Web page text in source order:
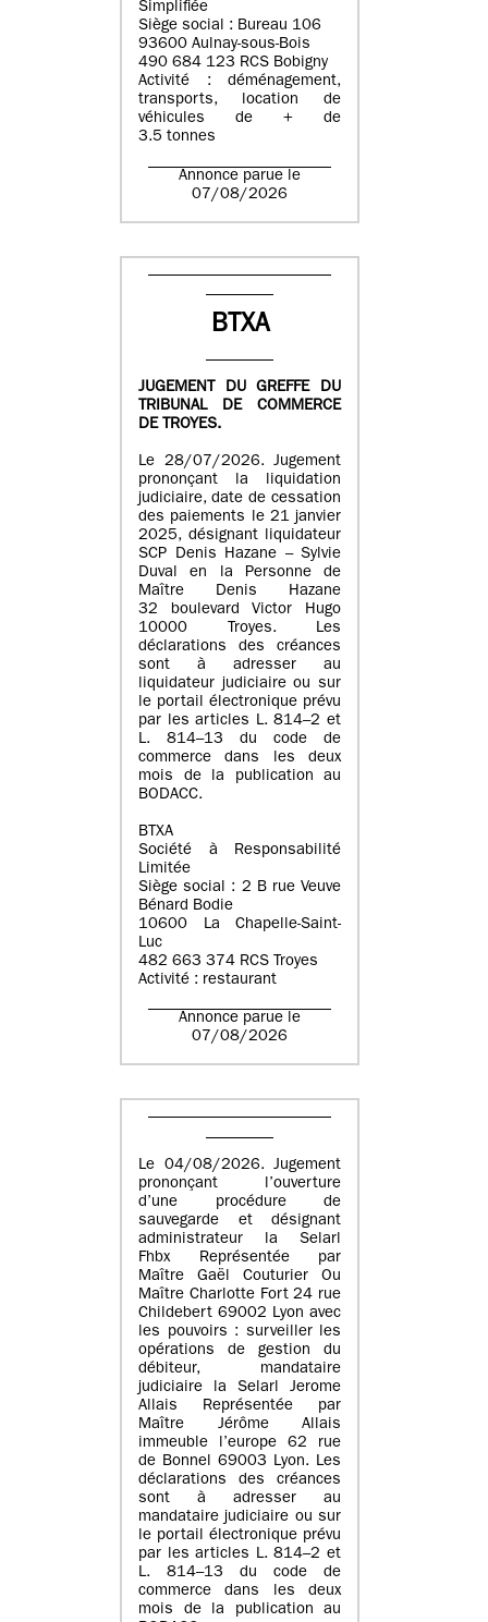
Simplifiée
Siège social : Bureau 106
93600 Aulnay-sous-Bois
490 684 123 RCS Bobigny
Activité : déménagement,
transports, location de
véhicules de + de
3.5 tonnes
Annonce parue le
07/08/2026
BTXA
JUGEMENT DU GREFFE DU
TRIBUNAL DE COMMERCE
DE TROYES.
Le 28/07/2026. Jugement
prononçant la liquidation
judiciaire, date de cessation
des paiements le 21 janvier
2025, désignant liquidateur
SCP Denis Hazane – Sylvie
Duval en la Personne de
Maître Denis Hazane
32 boulevard Victor Hugo
10000 Troyes. Les
déclarations des créances
sont à adresser au
liquidateur judiciaire ou sur
le portail électronique prévu
par les articles L. 814–2 et
L. 814–13 du code de
commerce dans les deux
mois de la publication au
BODACC.
BTXA
Société à Responsabilité
Limitée
Siège social : 2 B rue Veuve
Bénard Bodie
10600 La Chapelle-Saint-
Luc
482 663 374 RCS Troyes
Activité : restaurant
Annonce parue le
07/08/2026
Le 04/08/2026. Jugement
prononçant l’ouverture
d’une procédure de
sauvegarde et désignant
administrateur la Selarl
Fhbx Représentée par
Maître Gaël Couturier Ou
Maître Charlotte Fort 24 rue
Childebert 69002 Lyon avec
les pouvoirs : surveiller les
opérations de gestion du
débiteur, mandataire
judiciaire la Selarl Jerome
Allais Représentée par
Maître Jérôme Allais
immeuble l’europe 62 rue
de Bonnel 69003 Lyon. Les
déclarations des créances
sont à adresser au
mandataire judiciaire ou sur
le portail électronique prévu
par les articles L. 814–2 et
L. 814–13 du code de
commerce dans les deux
mois de la publication au